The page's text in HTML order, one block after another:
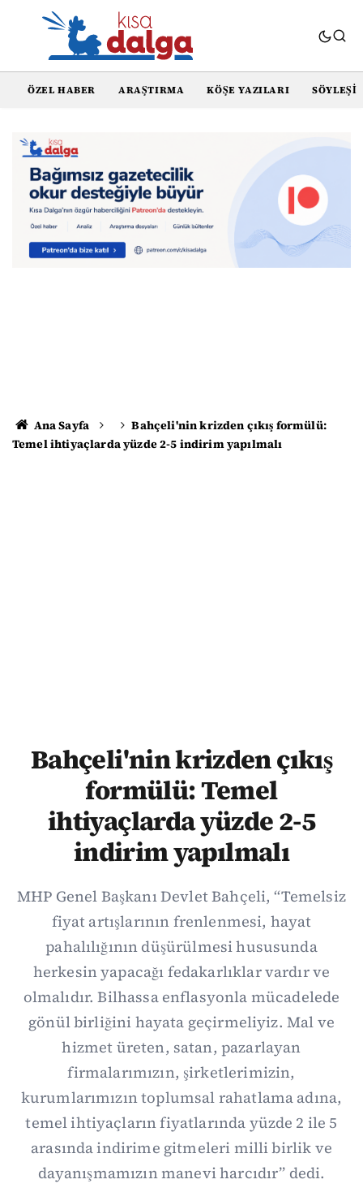
ÖZEL HABER ARAŞTIRMA KÖŞE YAZILARI SÖYLEŞI
Ana Sayfa
Bahçeli'nin krizden çıkış formülü:
Temel ihtiyaçlarda yüzde 2-5 indirim yapılmalı
Bahçeli'nin krizden çıkış
formülü: Temel
ihtiyaçlarda yüzde 2-5
indirim yapılmalı
MHP Genel Başkanı Devlet Bahçeli, “Temelsiz
fiyat artışlarının frenlenmesi, hayat
pahalılığının düşürülmesi hususunda
herkesin yapacağı fedakarlıklar vardır ve
olmalıdır. Bilhassa enflasyonla mücadelede
gönül birliğini hayata geçirmeliyiz. Mal ve
hizmet üreten, satan, pazarlayan
firmalarımızın, şirketlerimizin,
kurumlarımızın toplumsal rahatlama adına,
temel ihtiyaçların fiyatlarında yüzde 2 ile 5
arasında indirime gitmeleri milli birlik ve
dayanışmamızın manevi harcıdır” dedi.